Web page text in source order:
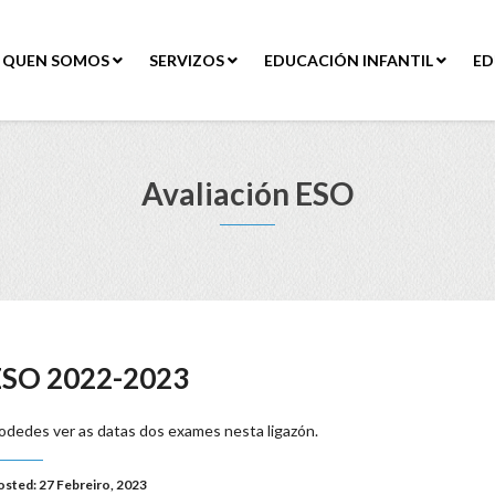
QUEN SOMOS SERVIZOS EDUCACIÓN INFANTIL
Avaliación ESO
2022-2023
ver as datas dos exames nesta ligazón.
27 Febreiro, 2023